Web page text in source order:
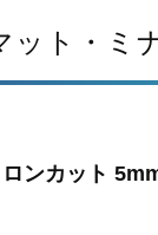
ト・ミ
ンカット